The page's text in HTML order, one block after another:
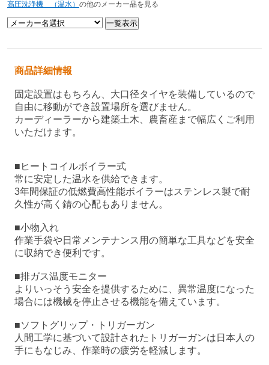
高圧洗浄機 （温水） の他のメーカー品を見る
商品詳細情報
固定設置はもちろん、大口径タイヤを装備しているので
自由に移動ができ設置場所を選びません。
カーディーラーから建築土木、農畜産まで幅広くご利用
いただけます。
■ヒートコイルボイラー式
常に安定した温水を供給できます。
3年間保証の低燃費高性能ボイラーはステンレス製で耐
久性が高く錆の心配もありません。
■小物入れ
作業手袋や日常メンテナンス用の簡単な工具などを安全
に収納でき便利です。
■排ガス温度モニター
よりいっそう安全を提供するために、異常温度になった
場合には機械を停止させる機能を備えています。
■ソフトグリップ・トリガーガン
人間工学に基づいて設計されたトリガーガンは日本人の
手にもなじみ、作業時の疲労を軽減します。